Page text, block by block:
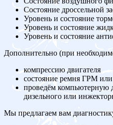
Состояние дроссельной
Уровень и состояние
Уровень и состояние
Уровень и состояние
Дополнительно (при
компрессию двигателя
состояние ремня ГРМ
проведём компьютерную
дизельного или
Мы предлагаем вам